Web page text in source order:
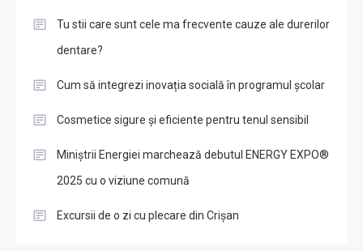
Tu stii care sunt cele ma frecvente cauze ale durerilor
dentare?
Cum să integrezi inovația socială în programul școlar
Cosmetice sigure și eficiente pentru tenul sensibil
Miniștrii Energiei marchează debutul ENERGY EXPO®
2025 cu o viziune comună
Excursii de o zi cu plecare din Crișan